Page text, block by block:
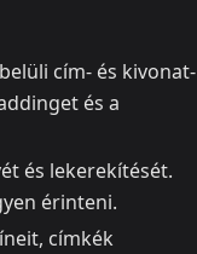
cím- és kivonat-
és a
és lekerekítését.
érinteni.
címkék